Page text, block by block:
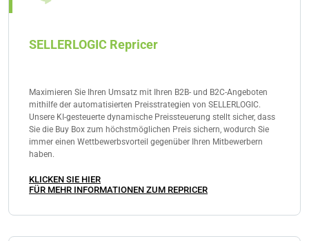
SELLERLOGIC Repricer
Maximieren Sie Ihren Umsatz mit Ihren B2B- und B2C-Angeboten
mithilfe der automatisierten Preisstrategien von SELLERLOGIC.
Unsere KI-gesteuerte dynamische Preissteuerung stellt sicher, dass
Sie die Buy Box zum höchstmöglichen Preis sichern, wodurch Sie
immer einen Wettbewerbsvorteil gegenüber Ihren Mitbewerbern
haben.
KLICKEN SIE HIER
FÜR MEHR INFORMATIONEN ZUM REPRICER